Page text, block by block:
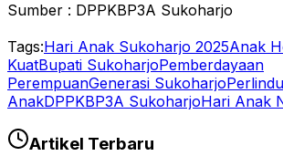
Sumber : DPPKBP3A Sukoharjo
Tags:Hari Anak Sukoharjo 2025Anak
KuatBupati SukoharjoPemberdayaan
PerempuanGenerasi Sukoharjo
AnakDPPKBP3A SukoharjoHari Anak
Artikel Terbaru